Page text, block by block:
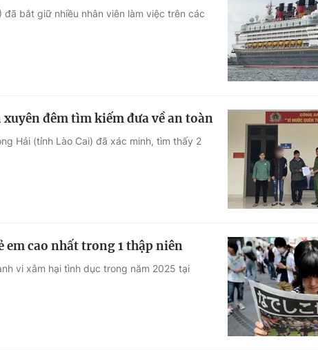
đã bắt giữ nhiều nhân viên làm việc trên các
đêm tìm kiếm đưa về an toàn
Hải (tỉnh Lào Cai) đã xác minh, tìm thấy 2
cao nhất trong 1 thập niên
vi xâm hại tình dục trong năm 2025 tại